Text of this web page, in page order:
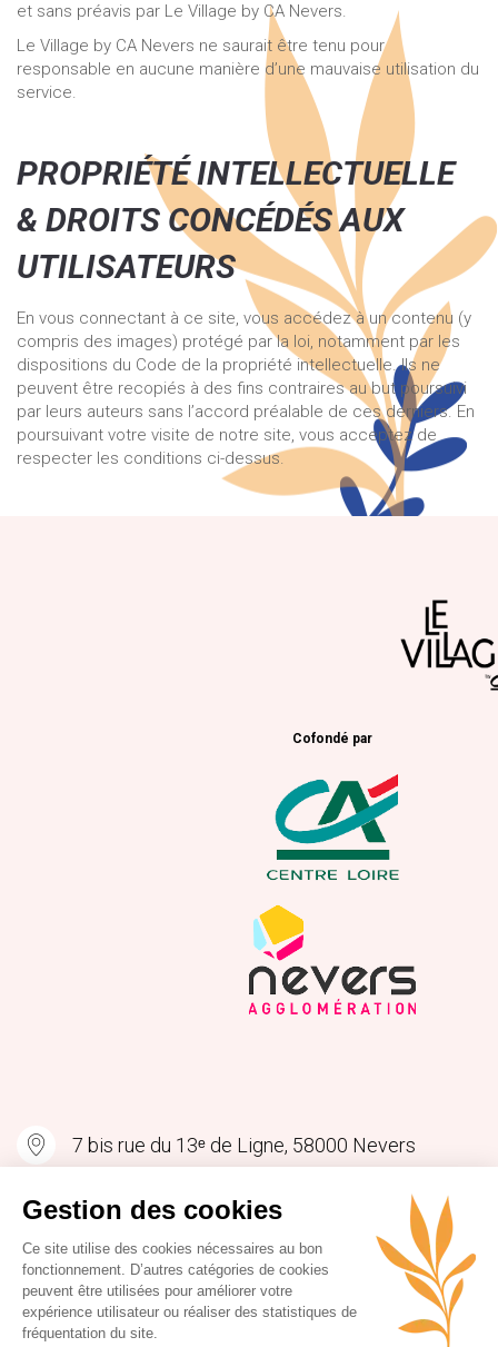
et sans préavis par Le Village by CA Nevers.
Le Village by CA Nevers ne saurait être tenu pour
responsable en aucune manière d’une mauvaise utilisation du
service.
PROPRIÉTÉ INTELLECTUELLE
& DROITS CONCÉDÉS AUX
UTILISATEURS
En vous connectant à ce site, vous accédez à un contenu (y
compris des images) protégé par la loi, notamment par les
dispositions du Code de la propriété intellectuelle. Ils ne
peuvent être recopiés à des fins contraires au but poursuivi
par leurs auteurs sans l’accord préalable de ces derniers. En
poursuivant votre visite de notre site, vous acceptez de
respecter les conditions ci-dessus.
Cofondé par
7 bis rue du 13ᵉ de Ligne, 58000 Nevers
contact@levillagebycanevers.com
Gestion des cookies
Ce site utilise des cookies nécessaires au bon
fonctionnement. D’autres catégories de cookies
peuvent être utilisées pour améliorer votre
expérience utilisateur ou réaliser des statistiques de
fréquentation du site.